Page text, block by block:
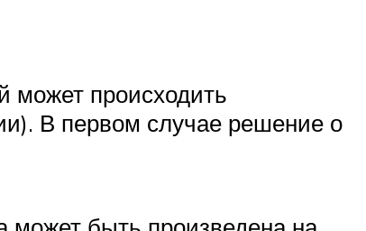
происходить
В первом случае решение о